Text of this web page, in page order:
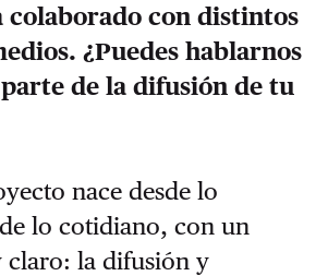
colaborado con distintos
¿Puedes hablarnos
parte de la difusión de tu
nace desde lo
lo cotidiano, con un
la difusión y